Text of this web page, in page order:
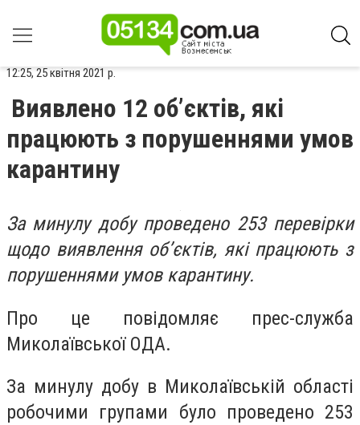
12:25, 25 квітня 2021 р.
Виявлено 12 об’єктів, які
працюють з порушеннями умов
карантину
За минулу добу проведено 253 перевірки
щодо виявлення об’єктів, які працюють з
порушеннями умов карантину.
Про це повідомляє прес-служба
Миколаївської ОДА.
За минулу добу в Миколаївській області
робочими групами було проведено 253